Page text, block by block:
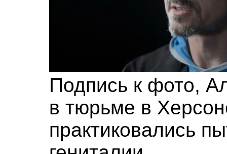
Подпись к фото,
в тюрьме в
практиковались